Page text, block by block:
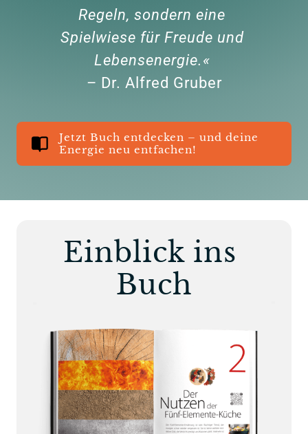
Regeln, sondern eine
Spielwiese für Freude und
– Dr. Alfred Gruber
Jetzt Buch entdecken – und deine
Energie neu entfachen!
Einblick ins
Buch